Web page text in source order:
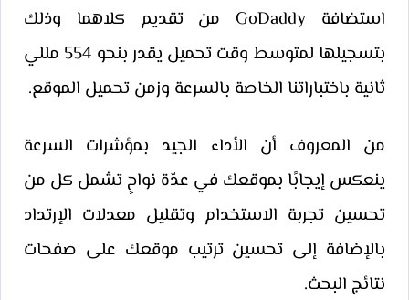
استضافة GoDaddy من تقديم كلاهما وذلك
بتسجيلها لمتوسط وقت تحميل يقدر بنحو 554 مللي
ثانية باختباراتنا الخاصة بالسرعة وزمن تحميل الموقع.
من المعروف أن الأداء الجيد بمؤشرات السرعة
ينعكس إيجابًا بموقعك في عدّة نواحٍ تشمل كل من
تحسين تجربة الاستخدام وتقليل معدلات الإرتداد
بالإضافة إلى تحسين ترتيب موقعك على صفحات
نتائج البحث.